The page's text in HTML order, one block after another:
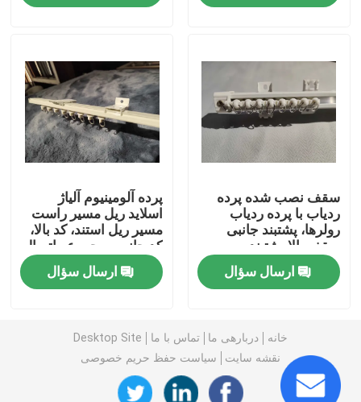
کفش مردانه دست دوم
کفش های بالا دست استفاده شده
کیف های لاکچری دست دوم
کفش بچه گانه دست دوم
لباس های گاه به گاه پاییزی
مدل پیراهن مردانه جدید
سقف نصب شده پرده
ردیاب با پرده ردیاب
رولرها، پشتبند جانبی
سقف بالا پشتبند
ارسال سؤال
پرده آلومینیوم آلیاژ
اسلاید ریل مسیر راست
مسیر ریل استند، کد بالا،
کد جانبی، مجموعه اتصال
ارسال سؤال
خانه دربارهی ما تماس با ما
Desktop Site
نقشه سایت
سیاست حفظ حریم خصوصی